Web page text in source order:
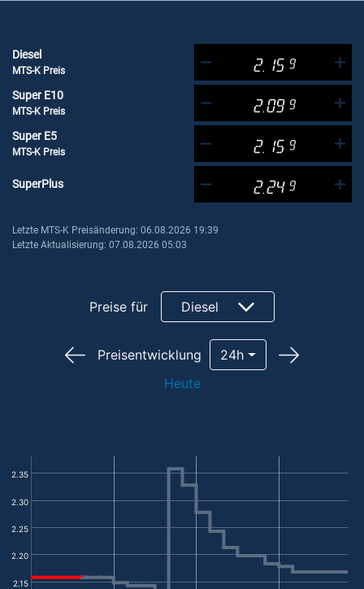
Diesel
MTS-K Preis 2.15 9
Super E10
MTS-K Preis 2.09 9
Super E5
MTS-K Preis 2.15 9
SuperPlus 2.24 9
Letzte MTS-K Preisänderung: 06.08.2026 19:39
Letzte Aktualisierung: 07.08.2026 05:03
Preise für Diesel
Preisentwicklung
24h
Heute
2.15
2.20
2.25
2.30
2.35